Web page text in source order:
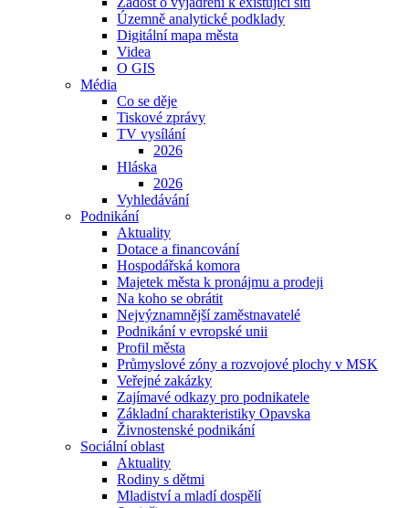
Územně analytické podklady
Digitální mapa města
Videa
O GIS
Média
Co se děje
Tiskové zprávy
TV vysílání
2026
Hláska
2026
Vyhledávání
Podnikání
Aktuality
Dotace a financování
Hospodářská komora
Majetek města k pronájmu a prodeji
Na koho se obrátit
Nejvýznamnější zaměstnavatelé
Podnikání v evropské unii
Profil města
Průmyslové zóny a rozvojové plochy v MSK
Veřejné zakázky
Zajímavé odkazy pro podnikatele
Základní charakteristiky Opavska
Živnostenské podnikání
Sociální oblast
Aktuality
Rodiny s dětmi
Mladiství a mladí dospělí